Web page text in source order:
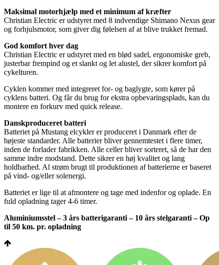
Maksimal motorhjælp med et minimum af kræfter
Christian Electric er udstyret med 8 indvendige Shimano Nexus gear
og forhjulsmotor, som giver dig følelsen af at blive trukket fremad.
God komfort hver dag
Christian Electric er udstyret med en blød sadel, ergonomiske greb,
justerbar frempind og et slankt og let alustel, der sikrer komfort på
cykelturen.
Cyklen kommer med integreret for- og baglygte, som kører på
cyklens batteri. Og får du brug for ekstra opbevaringsplads, kan du
montere en forkurv med quick release.
Danskproduceret batteri
Batteriet på Mustang elcykler er produceret i Danmark efter de
højeste standarder. Alle batterier bliver gennemtestet i flere timer,
inden de forlader fabrikken. Alle celler bliver sorteret, så de har den
samme indre modstand. Dette sikrer en høj kvalitet og lang
holdbarhed. Al strøm brugt til produktionen af batterierne er baseret
på vind- og/eller solenergi.
Batteriet er lige til at afmontere og tage med indenfor og oplade. En
fuld opladning tager 4-6 timer.
Aluminiumsstel – 3 års batterigaranti – 10 års stelgaranti – Op
til 50 km. pr. opladning